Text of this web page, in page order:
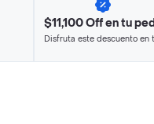
$11,100 Off en tu
Disfruta este descuento en